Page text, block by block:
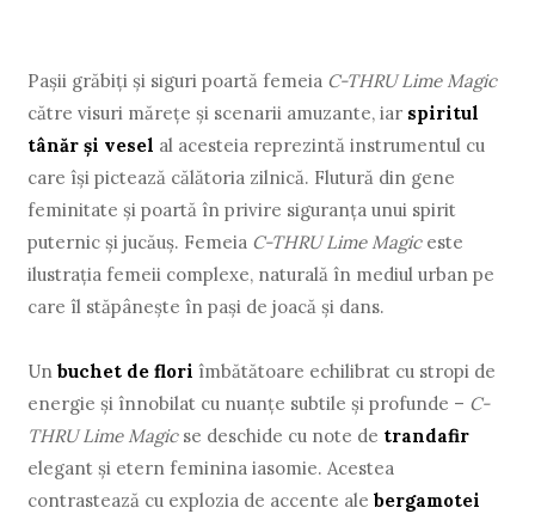
Paşii grăbiţi şi siguri poartă femeia C-THRU Lime Magic
către visuri măreţe şi scenarii amuzante, iar spiritul
tânăr şi vesel al acesteia reprezintă instrumentul cu
care îşi pictează călătoria zilnică. Flutură din gene
feminitate şi poartă în privire siguranţa unui spirit
puternic şi jucăuş. Femeia C-THRU Lime Magiceste
ilustraţia femeii complexe, naturală în mediul urban pe
care îl stăpâneşte în paşi de joacă şi dans.
Unbuchet de flori îmbătătoare echilibrat cu stropi de
energie şi înnobilat cu nuanţe subtile şi profunde – C-
THRU Lime Magicse deschide cu note de trandafir
elegant şi etern feminina iasomie. Acestea
contrastează cu explozia de accente alebergamotei